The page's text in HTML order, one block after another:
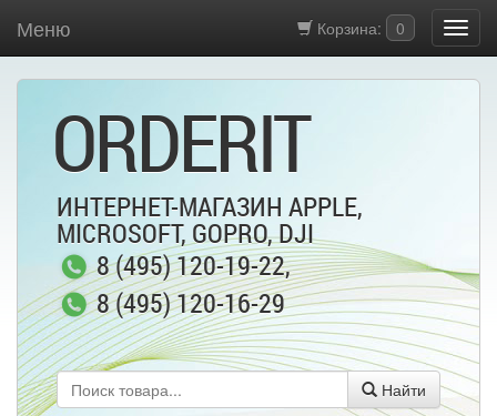
Корзина: 0
Меню
ORDERIT
ИНТЕРНЕТ-МАГАЗИН APPLE,
MICROSOFT, GOPRO, DJI
8 (495) 120-19-22,
8 (495) 120-16-29
Найти